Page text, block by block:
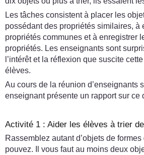
Les tâches consistent à placer les
possédant des propriétés similaires, à
propriétés communes et à enregistrer
propriétés. Les enseignants sont
l’intérêt et la réflexion que suscite
élèves.
Au cours de la réunion d’enseignants
enseignant présente un rapport sur ce
Activité 1 : Aider les élèves à trier
Rassemblez autant d’objets de
pouvez. Il vous faut au moins deux